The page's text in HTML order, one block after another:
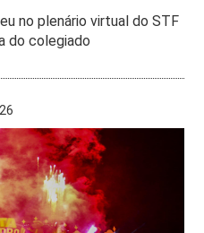
no plenário virtual do STF
do colegiado